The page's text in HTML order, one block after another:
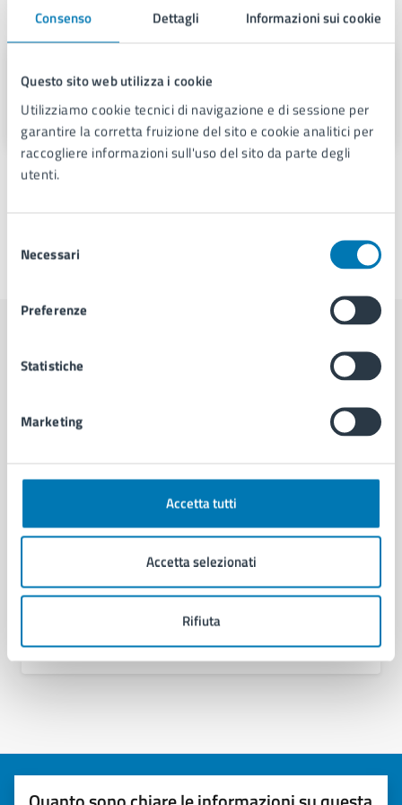
Consenso Dettagli Informazioni sui cookie
Questo sito web utilizza i cookie
Utilizziamo cookie tecnici di navigazione e di sessione per
garantire la corretta fruizione del sito e cookie analitici per
raccogliere informazioni sull'uso del sito da parte degli
utenti.
delNecessari
Preferenze
Statistiche
Marketing
Accetta tutti
Accetta selezionati
Rifiuta
A cura di
Piazza Municipio 22, 80133
Ultimo aggiornamento:
Documenti